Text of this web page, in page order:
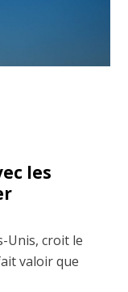
les
Unis, croit le
valoir que